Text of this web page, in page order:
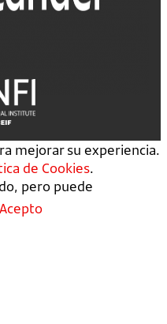
mejorar su experiencia.
de Cookies.
pero puede
Acepto